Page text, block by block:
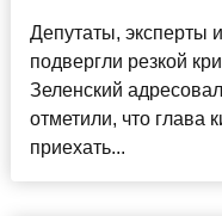
Депутаты, эксперты
подвергли резкой
Зеленский
отметили, что глава
приехать...